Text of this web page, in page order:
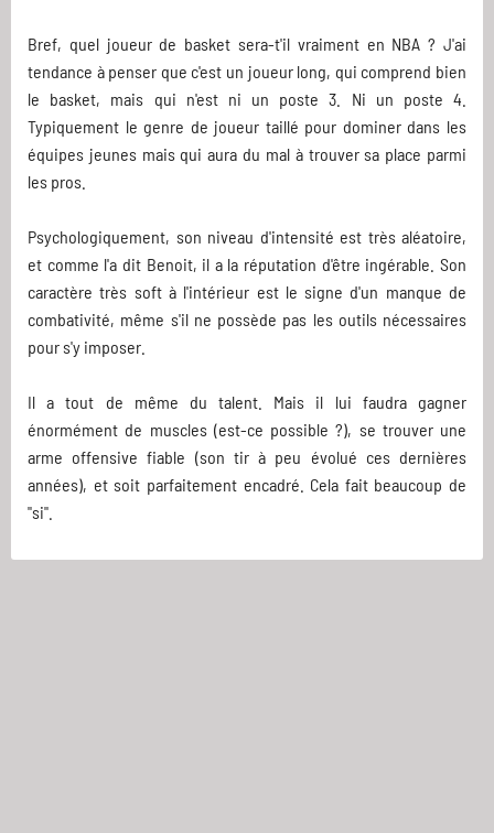
Bref, quel joueur de basket sera-t'il vraiment en NBA ? J'ai
tendance à penser que c'est un joueur long, qui comprend bien
le basket, mais qui n'est ni un poste 3. Ni un poste 4.
Typiquement le genre de joueur taillé pour dominer dans les
équipes jeunes mais qui aura du mal à trouver sa place parmi
les pros.
Psychologiquement, son niveau d'intensité est très aléatoire,
et comme l'a dit Benoit, il a la réputation d'être ingérable. Son
caractère très soft à l'intérieur est le signe d'un manque de
combativité, même s'il ne possède pas les outils nécessaires
pour s'y imposer.
Il a tout de même du talent. Mais il lui faudra gagner
énormément de muscles (est-ce possible ?), se trouver une
arme offensive fiable (son tir à peu évolué ces dernières
années), et soit parfaitement encadré. Cela fait beaucoup de
"si".